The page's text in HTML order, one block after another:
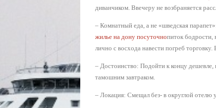
диванчиком. Ввечеру не возбраняется
– Комнатный еда, а не «шведская
жилье на дону посуточнопиток бодрости,
лично с восхода навести погреб
– Достоинство: Подойти к концу дешевле,
тамошним завтраком.
– Локация: Смещал без- в округлой отелю